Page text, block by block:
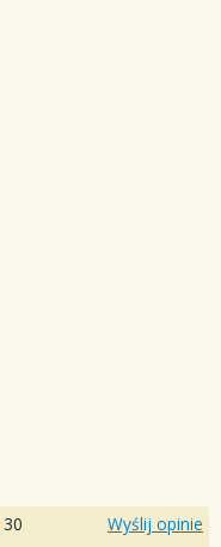
30
Wyślij opinie